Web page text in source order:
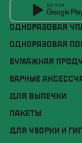
ОДНОРАЗОВАЯ
ОДНОРАЗОВАЯ
БУМАЖНАЯ
БАРНЫЕ
ДЛЯ ВЫПЕЧКИ
ПАКЕТЫ
ДЛЯ УБОРКИ И